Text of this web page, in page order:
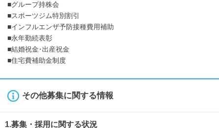
■グループ持株会
■スポーツジム特別割引
■インフルエンザ予防接種費用補助
■永年勤続表彰
■結婚祝金･出産祝金
■住宅費補助金制度
その他募集に関する情報
1.募集・採用に関する状況